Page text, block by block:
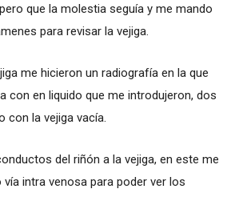
que la molestia seguía y me mando
para revisar la vejiga.
me hicieron un radiografía en la que
con en liquido que me introdujeron, dos
con la vejiga vacía.
del riñón a la vejiga, en este me
intra venosa para poder ver los